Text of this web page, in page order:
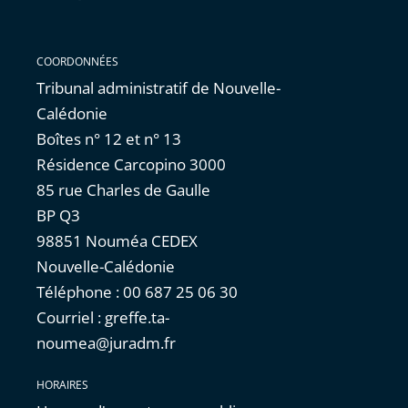
COORDONNÉES
Tribunal administratif de Nouvelle-
Calédonie
Boîtes n° 12 et n° 13
Résidence Carcopino 3000
85 rue Charles de Gaulle
BP Q3
98851 Nouméa CEDEX
Nouvelle-Calédonie
Téléphone : 00 687 25 06 30
Courriel : greffe.ta-
noumea@juradm.fr
HORAIRES